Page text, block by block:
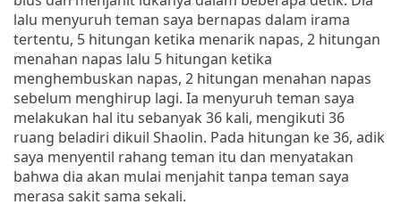
lalu menyuruh teman saya bernapas dalam irama
tertentu, 5 hitungan ketika menarik napas, 2 hitungan
menahan napas lalu 5 hitungan ketika
menghembuskan napas, 2 hitungan menahan napas
sebelum menghirup lagi. Ia menyuruh teman saya
melakukan hal itu sebanyak 36 kali, mengikuti 36
ruang beladiri dikuil Shaolin. Pada hitungan ke 36, adik
saya menyentil rahang teman itu dan menyatakan
bahwa dia akan mulai menjahit tanpa teman saya
merasa sakit sama sekali.